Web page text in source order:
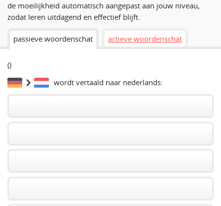
de moeilijkheid automatisch aangepast aan jouw niveau,
zodat leren uitdagend en effectief blijft.
passieve woordenschat actieve woordenschat
()
wordt vertaald naar nederlands: